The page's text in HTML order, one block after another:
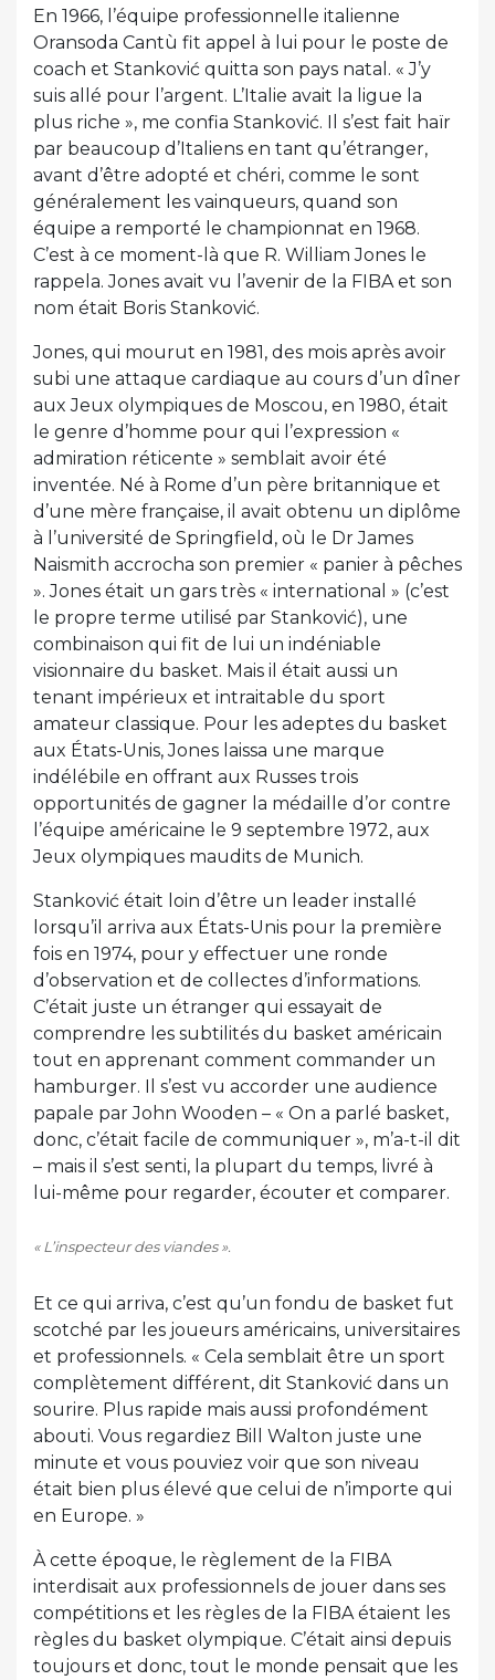
En 1966, l’équipe professionnelle italienne
Oransoda Cantù fit appel à lui pour le poste de
coach et Stanković quitta son pays natal. « J’y
suis allé pour l’argent. L’Italie avait la ligue la
plus riche », me confia Stanković. Il s’est fait haïr
par beaucoup d’Italiens en tant qu’étranger,
avant d’être adopté et chéri, comme le sont
généralement les vainqueurs, quand son
équipe a remporté le championnat en 1968.
C’est à ce moment-là que R. William Jones le
rappela. Jones avait vu l’avenir de la FIBA et son
nom était Boris Stanković.
Jones, qui mourut en 1981, des mois après avoir
subi une attaque cardiaque au cours d’un dîner
aux Jeux olympiques de Moscou, en 1980, était
le genre d’homme pour qui l’expression «
admiration réticente » semblait avoir été
inventée. Né à Rome d’un père britannique et
d’une mère française, il avait obtenu un diplôme
à l’université de Springfield, où le Dr James
Naismith accrocha son premier « panier à pêches
». Jones était un gars très « international » (c’est
le propre terme utilisé par Stanković), une
combinaison qui fit de lui un indéniable
visionnaire du basket. Mais il était aussi un
tenant impérieux et intraitable du sport
amateur classique. Pour les adeptes du basket
aux États-Unis, Jones laissa une marque
indélébile en offrant aux Russes trois
opportunités de gagner la médaille d’or contre
l’équipe américaine le 9 septembre 1972, aux
Jeux olympiques maudits de Munich.
Stanković était loin d’être un leader installé
lorsqu’il arriva aux États-Unis pour la première
fois en 1974, pour y effectuer une ronde
d’observation et de collectes d’informations.
C’était juste un étranger qui essayait de
comprendre les subtilités du basket américain
tout en apprenant comment commander un
hamburger. Il s’est vu accorder une audience
papale par John Wooden – « On a parlé basket,
donc, c’était facile de communiquer », m’a-t-il dit
– mais il s’est senti, la plupart du temps, livré à
lui-même pour regarder, écouter et comparer.
« L’inspecteur des viandes ».
Et ce qui arriva, c’est qu’un fondu de basket fut
scotché par les joueurs américains, universitaires
et professionnels. « Cela semblait être un sport
complètement différent, dit Stanković dans un
sourire. Plus rapide mais aussi profondément
abouti. Vous regardiez Bill Walton juste une
minute et vous pouviez voir que son niveau
était bien plus élevé que celui de n’importe qui
en Europe. »
À cette époque, le règlement de la FIBA
interdisait aux professionnels de jouer dans ses
compétitions et les règles de la FIBA étaient les
règles du basket olympique. C’était ainsi depuis
toujours et donc, tout le monde pensait que les